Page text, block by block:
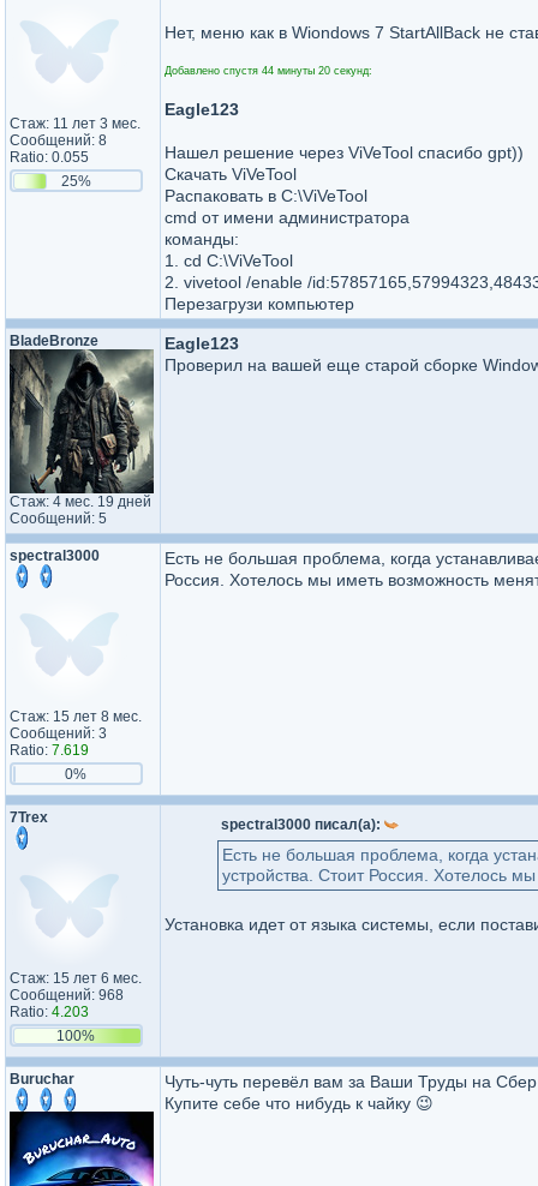
Стаж: 11 лет 3 мес.
Сообщений: 8
Ratio: 0.055
25%
Нет, меню как в Wiondows 7 StartAllBack не
Добавлено спустя 44 минуты 20 секунд:
Eagle123
Нашел решение через ViVeTool спасибо gpt))
Скачать ViVeTool
Распаковать в C:\ViVeTool
cmd от имени администратора
команды:
1. cd C:\ViVeTool
2. vivetool /enable /
Перезагрузи компьютер
BladeBronze
Стаж: 4 мес. 19 дней
Сообщений: 5
Eagle123
Проверил на вашей еще старой сборке
spectral3000
Стаж: 15 лет 8 мес.
Сообщений: 3
Ratio: 7.619
0%
Есть не большая проблема, когда
Россия. Хотелось мы иметь возможность
7Trex
Стаж: 15 лет 6 мес.
Сообщений: 968
Ratio: 4.203
100%
spectral3000 писал(а):
Есть не большая проблема, когда
устройства. Стоит Россия. Хотелось
Установка идет от языка системы, если
Buruchar
Чуть-чуть перевёл вам за Ваши Труды на
Купите себе что нибудь к чайку 😉